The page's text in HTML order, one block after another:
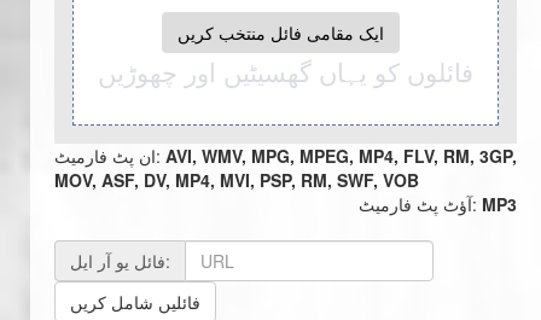
ایک مقامی فائل منتخب کریں
فائلوں کو یہاں گھسیٹیں اور چھوڑیں
ان پٹ فارمیٹ: AVI, WMV, MPG, MPEG, MP4, FLV, RM, 3GP,
MOV, ASF, DV, MP4, MVI, PSP, RM, SWF, VOB
آؤٹ پٹ فارمیٹ: MP3
فائل یو آر ایل:
فائلیں شامل کریں